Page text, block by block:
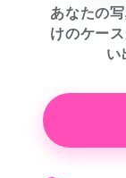
あなたの
けのケー
い